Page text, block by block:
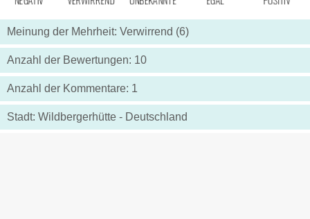
Meinung der Mehrheit: Verwirrend (6)
Anzahl der Bewertungen: 10
Anzahl der Kommentare: 1
Stadt: Wildbergerhütte - Deutschland